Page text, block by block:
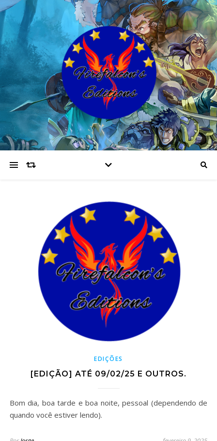
EDIÇÕES
[EDIÇÃO] ATÉ 09/02/25 E OUTROS.
Bom dia, boa tarde e boa noite, pessoal (dependendo de
quando você estiver lendo).